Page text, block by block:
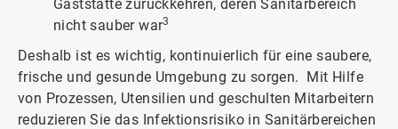
Gaststätte zurückkehren, deren Sanitärbereich
nicht sauber war3
Deshalb ist es wichtig, kontinuierlich für eine saubere,
frische und gesunde Umgebung zu sorgen. Mit Hilfe
von Prozessen, Utensilien und geschulten Mitarbeitern
reduzieren Sie das Infektionsrisiko in Sanitärbereichen